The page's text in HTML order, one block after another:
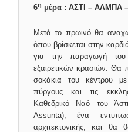
6η μέρα : ΑΣΤΙ –
Μετά το πρωινό θα
όπου βρίσκεται στην
για την παραγωγή
εξαιρετικών κρασιών. Θα
σοκάκια του κέντρου
πύργους και τις
Καθεδρικό Ναό του
Assunta), ένα
αρχιτεκτονικής, και θα